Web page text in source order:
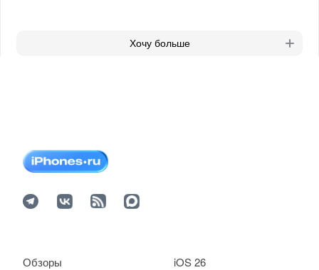
Хочу больше
iOS 26
Обзоры